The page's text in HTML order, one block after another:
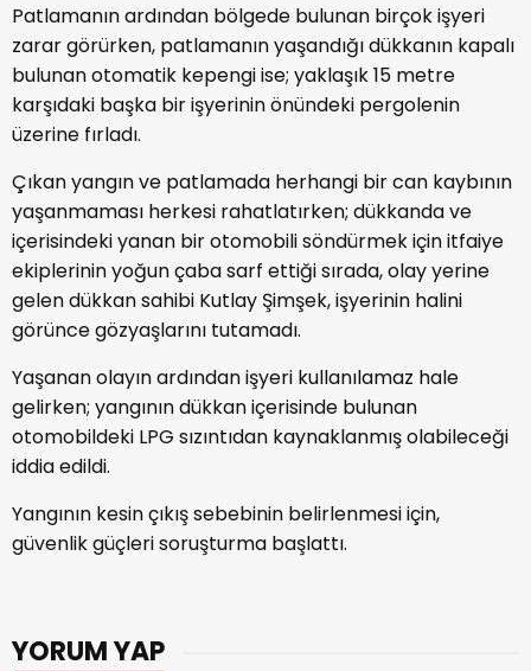
Patlamanın ardından bölgede bulunan birçok işyeri
zarar görürken, patlamanın yaşandığı dükkanın kapalı
bulunan otomatik kepengi ise; yaklaşık 15 metre
karşıdaki başka bir işyerinin önündeki pergolenin
üzerine fırladı.
Çıkan yangın ve patlamada herhangi bir can kaybının
yaşanmaması herkesi rahatlatırken; dükkanda ve
içerisindeki yanan bir otomobili söndürmek için itfaiye
ekiplerinin yoğun çaba sarf ettiği sırada, olay yerine
gelen dükkan sahibi Kutlay Şimşek, işyerinin halini
görünce gözyaşlarını tutamadı.
Yaşanan olayın ardından işyeri kullanılamaz hale
gelirken; yangının dükkan içerisinde bulunan
otomobildeki LPG sızıntıdan kaynaklanmış olabileceği
iddia edildi.
Yangının kesin çıkış sebebinin belirlenmesi için,
güvenlik güçleri soruşturma başlattı.
YORUM YAP